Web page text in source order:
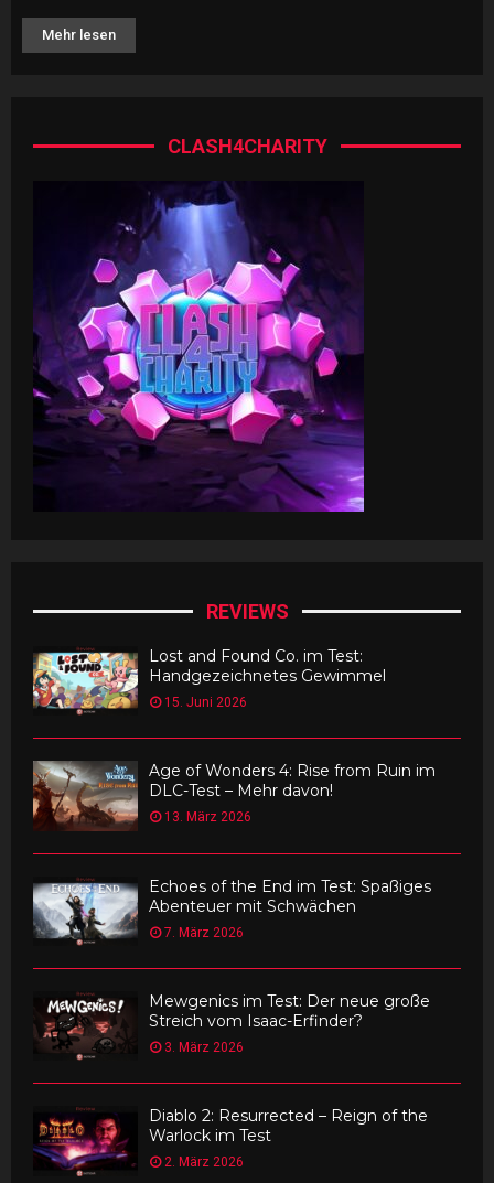
Mehr lesen
CLASH4CHARITY
REVIEWS
Lost and Found Co. im Test:
Handgezeichnetes Gewimmel
15. Juni 2026
Age of Wonders 4: Rise from Ruin im
DLC-Test – Mehr davon!
13. März 2026
Echoes of the End im Test: Spaßiges
Abenteuer mit Schwächen
7. März 2026
Mewgenics im Test: Der neue große
Streich vom Isaac-Erfinder?
3. März 2026
Diablo 2: Resurrected – Reign of the
Warlock im Test
2. März 2026